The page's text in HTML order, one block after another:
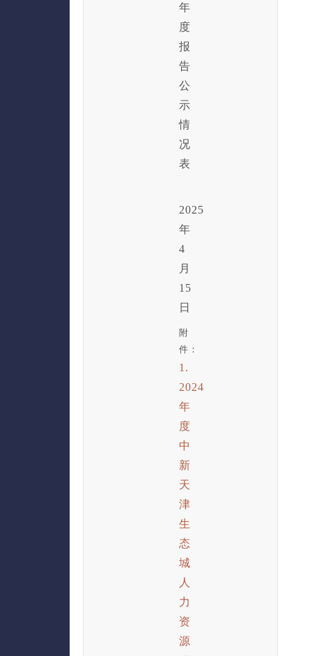
年
度
报
告
公
示
情
况
表
2025
年
4
月
15
日
附
件：
1.
2024
年
度
中
新
天
津
生
态
城
人
力
资
源